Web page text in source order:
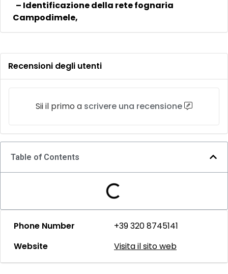
– Identificazione della rete fognaria
Campodimele,
Recensioni degli utenti
Sii il primo a scrivere una recensione
Table of Contents
Phone Number
+39 320 8745141
Website
Visita il sito web